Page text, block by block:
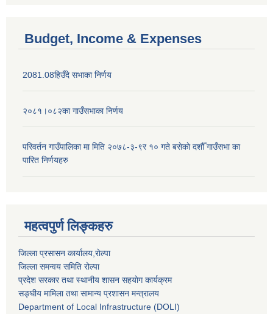
Budget, Income & Expenses
2081.08हिउँदे सभाका निर्णय
२०८१।०८२का गाउँसभाका निर्णय
परिवर्तन गाउँपालिका मा मिति २०७८-३-९र १० गते बसेकाे दशौँ गाउँसभा का
पारित निर्णयहरु
महत्वपुर्ण लिङ्कहरु
जिल्ला प्रसासन कार्यालय,राेल्पा
जिल्ला समन्वय समिति रोल्पा
प्रदेश सरकार तथा स्थानीय शासन सहयाेग कार्यक्रम
सङ्‍घीय मामिला तथा सामान्य प्रशासन मन्त्रालय
Department of Local Infrastructure (DOLI)